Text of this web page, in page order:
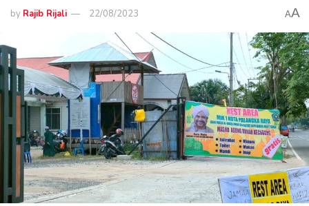
by Rajib Rijali 22/08/2023 AA